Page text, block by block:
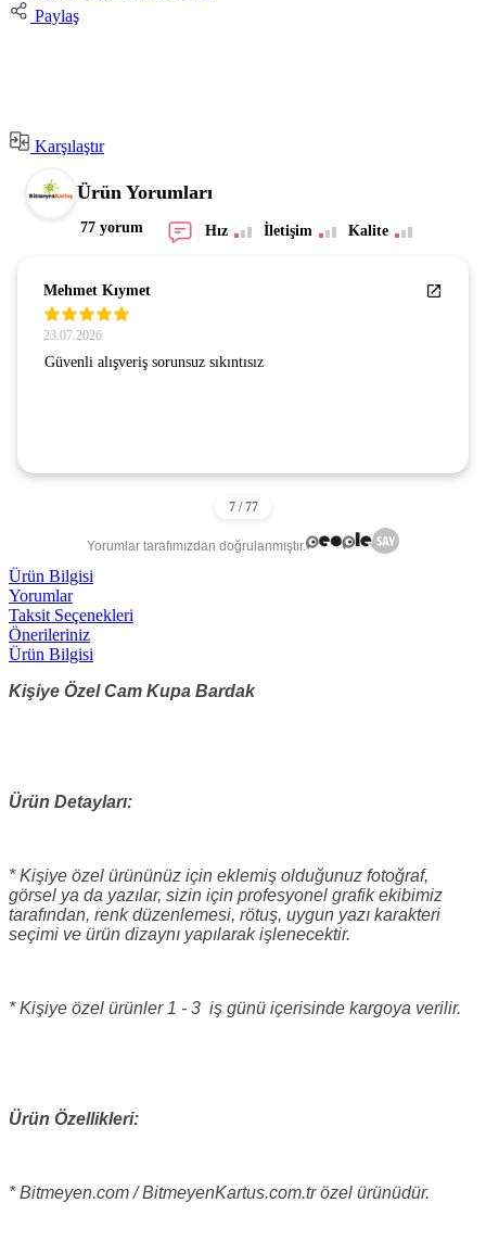
Paylaş
Karşılaştır
Ürün Yorumları
77 yorum Hız İletişim Kalite
Mehmet Kıymet
23.07.2026
Güvenli alışveriş sorunsuz sıkıntısız
Yorumlar tarafımızdan doğrulanmıştır.
Ürün Bilgisi
Yorumlar
Taksit Seçenekleri
Önerileriniz
Ürün Bilgisi
Kişiye Özel Cam Kupa Bardak
Ürün Detayları:
* Kişiye özel ürününüz için eklemiş olduğunuz fotoğraf,
görsel ya da yazılar, sizin için profesyonel grafik ekibimiz
tarafından, renk düzenlemesi, rötuş, uygun yazı karakteri
seçimi ve ürün dizaynı yapılarak işlenecektir.
* Kişiye özel ürünler 1 - 3 iş günü içerisinde kargoya verilir.
Ürün Özellikleri:
* Bitmeyen.com / BitmeyenKartus.com.tr özel ürünüdür.